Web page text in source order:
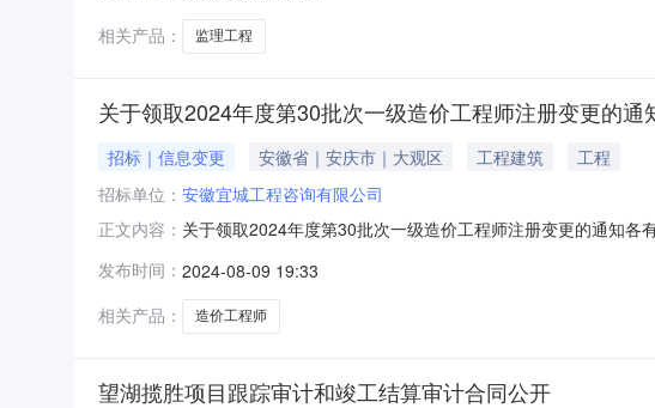
册证书原件。4.采取邮寄方式：请将邮
相关产品：
监理工程
关于领取2024年度第30批次一级造价工程师注册变更的通
招标｜信息变更 安徽省｜安庆市｜大观区 工程建筑
工程
招标单位： 安徽宜城工程咨询有限公司
正文内容： 关于领取2024年度第30批次一级造价工程师注册变更的通知
身份证、注册证书原件领取。(二)他人代办:凭注册单位介绍信(
过人员,旧
发布时间： 2024-08-09 19:33
相关产品：
造价工程师
望湖揽胜项目跟踪审计和竣工结算审计合同公开